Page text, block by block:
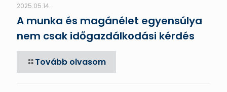
2025.05.14.
A munka és magánélet egyensúlya
nem csak időgazdálkodási kérdés
Tovább olvasom